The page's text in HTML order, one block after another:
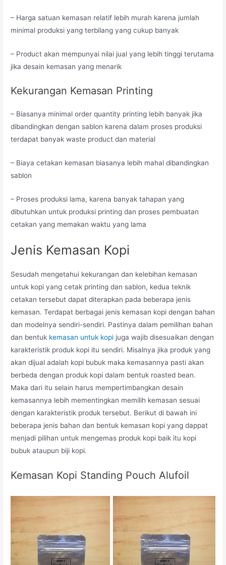
– Harga satuan kemasan relatif lebih murah karena jumlah
minimal produksi yang terbilang yang cukup banyak
– Product akan mempunyai nilai jual yang lebih tinggi terutama
jika desain kemasan yang menarik
Kekurangan Kemasan Printing
– Biasanya minimal order quantity printing lebih banyak jika
dibandingkan dengan sablon karena dalam proses produksi
terdapat banyak waste product dan material
– Biaya cetakan kemasan biasanya lebih mahal dibandingkan
sablon
– Proses produksi lama, karena banyak tahapan yang
dibutuhkan untuk produksi printing dan proses pembuatan
cetakan yang memakan waktu yang lama
Jenis Kemasan Kopi
Sesudah mengetahui kekurangan dan kelebihan kemasan
untuk kopi yang cetak printing dan sablon, kedua teknik
cetakan tersebut dapat diterapkan pada beberapa jenis
kemasan. Terdapat berbagai jenis kemasan kopi dengan bahan
dan modelnya sendiri-sendiri. Pastinya dalam pemilihan bahan
dan bentuk kemasan untuk kopi juga wajib disesuaikan dengan
karakteristik produk kopi itu sendiri. Misalnya jika produk yang
akan dijual adalah kopi bubuk maka kemasannya pasti akan
berbeda dengan produk kopi dalam bentuk roasted bean.
Maka dari itu selain harus mempertimbangkan desain
kemasannya lebih mementingkan memilih kemasan sesuai
dengan karakteristik produk tersebut. Berikut di bawah ini
beberapa jenis bahan dan bentuk kemasan kopi yang dappat
menjadi pilihan untuk mengemas produk kopi baik itu kopi
bubuk ataupun biji kopi.
Kemasan Kopi Standing Pouch Alufoil